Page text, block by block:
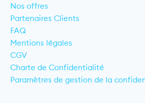
Nos offres
Partenaires Clients
FAQ
Mentions légales
CGV
Charte de Confidentialité
Paramètres de gestion de la